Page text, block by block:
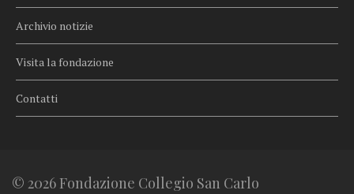
Archivio notizie
Visita la fondazione
Contatti
© 2026 Fondazione Collegio San Carlo